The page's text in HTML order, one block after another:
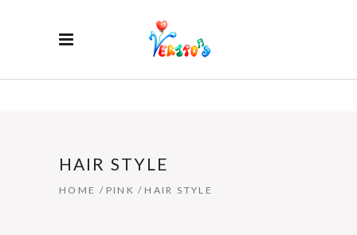
HAIR STYLE
HOME / PINK / HAIR STYLE